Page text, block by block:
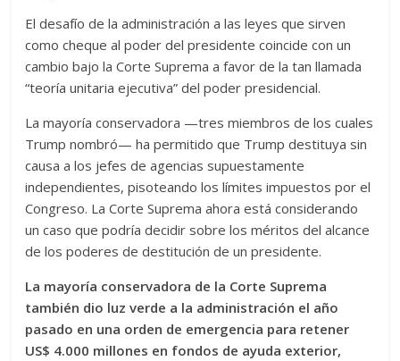
El desafío de la administración a las leyes que sirven
como cheque al poder del presidente coincide con un
cambio bajo la Corte Suprema a favor de la tan llamada
“teoría unitaria ejecutiva” del poder presidencial.
La mayoría conservadora —tres miembros de los cuales
Trump nombró— ha permitido que Trump destituya sin
causa a los jefes de agencias supuestamente
independientes, pisoteando los límites impuestos por el
Congreso. La Corte Suprema ahora está considerando
un caso que podría decidir sobre los méritos del alcance
de los poderes de destitución de un presidente.
La mayoría conservadora de la Corte Suprema
también dio luz verde a la administración el año
pasado en una orden de emergencia para retener
US$ 4.000 millones en fondos de ayuda exterior,